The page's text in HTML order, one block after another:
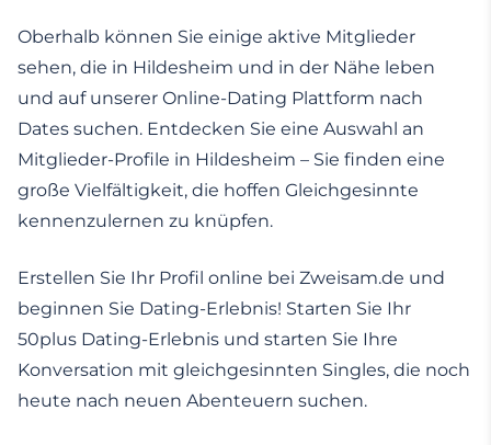
Oberhalb können Sie einige aktive Mitglieder
sehen, die in Hildesheim und in der Nähe leben
und auf unserer Online-Dating Plattform nach
Dates suchen. Entdecken Sie eine Auswahl an
Mitglieder-Profile in Hildesheim – Sie finden eine
große Vielfältigkeit, die hoffen Gleichgesinnte
kennenzulernen zu knüpfen.
Erstellen Sie Ihr Profil online bei Zweisam.de und
beginnen Sie Dating-Erlebnis! Starten Sie Ihr
50plus Dating-Erlebnis und starten Sie Ihre
Konversation mit gleichgesinnten Singles, die noch
heute nach neuen Abenteuern suchen.